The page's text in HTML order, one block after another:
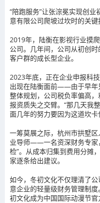
“陪跑服务”让张淙冕实现创
意有限公司爬坡过坎时的关键
2019年，陆衡在影视行业摸
公司。几年间，公司从初创
客户群的成长型企业。
2023年底，正在企业申报科
出现在陆衡面前——由于早年
整体规划，公司税负率偏高
报资质失之交臂。“那几天我
面几年的努力要因为这道坎卡
一筹莫展之际，杭州市拱墅
业导师——一名资深财务专家
检”。从成本归集到费用分摊
家逐条给出建议。
如今，冬初文化不仅理清了
意企业的轻量级财务管理制
初文化成为中国国际动漫节官